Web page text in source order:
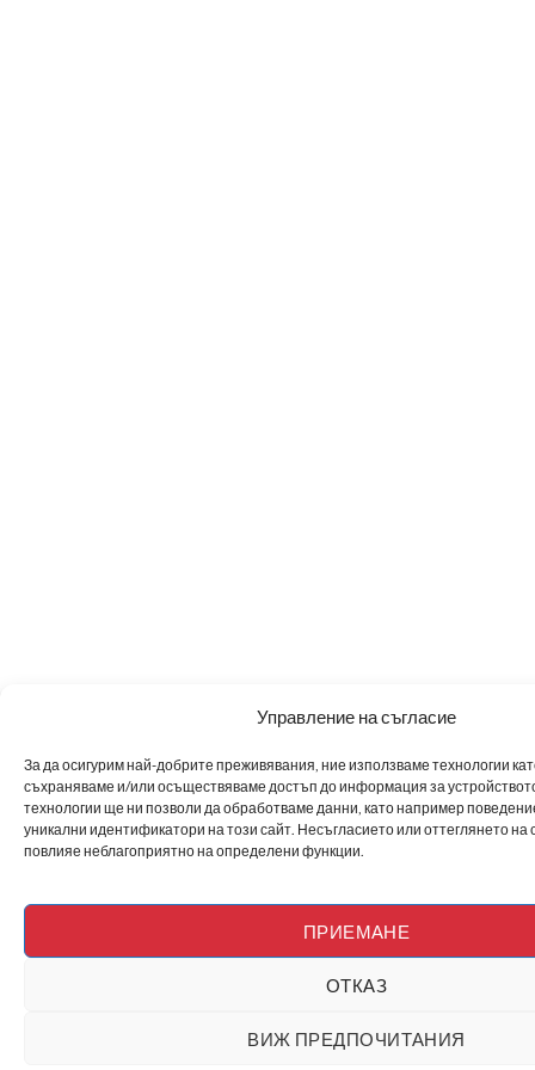
Управление на съгласие
За да осигурим най-добрите преживявания, ние използваме технологии
съхраняваме и/или осъществяваме достъп до информация за
технологии ще ни позволи да обработваме данни, като например
уникални идентификатори на този сайт. Несъгласието или оттеглянето на
повлияе неблагоприятно на определени функции.
ПРИЕМАНЕ
ОТКАЗ
ВИЖ ПРЕДПОЧИТАНИЯ